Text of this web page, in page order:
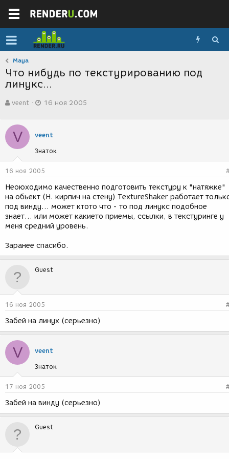
Maya
Что нибудь по текстурированию под
линукс...
в
о
р
е
м
ы
veent
а
с
з
д
а
и
я
16 ноя 2005
V veent
Знаток
16 ноя 2005
Неоюходимо качественно подготовить текстуру к "натяжке"
на обьект (Н. кирпич на стену) ТextureShaker работает
под винду... может ктото что - то под линукс подобное
знает... или может какието приемы, ссылки, в текстуринге у
меня средний уровень.
Заранее спасибо.
Guest
16 ноя 2005
Забей на линух (серьезно)
V veent
Знаток
17 ноя 2005
Забей на винду (серьезно)
Guest